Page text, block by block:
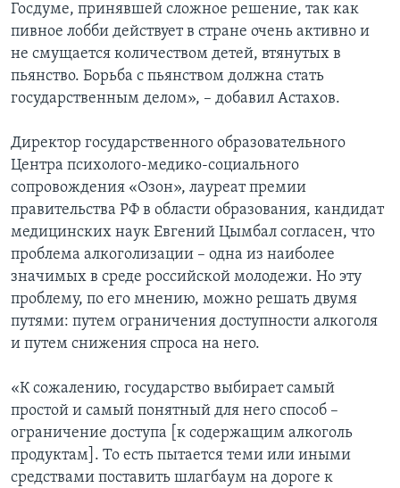
Госдуме, принявшей сложное решение, так как
пивное лобби действует в стране очень активно и
не смущается количеством детей, втянутых в
пьянство. Борьба с пьянством должна стать
государственным делом», – добавил Астахов.
Директор государственного образовательного
Центра психолого-медико-социального
сопровождения «Озон», лауреат премии
правительства РФ в области образования, кандидат
медицинских наук Евгений Цымбал согласен, что
проблема алкоголизации – одна из наиболее
значимых в среде российской молодежи. Но эту
проблему, по его мнению, можно решать двумя
путями: путем ограничения доступности алкоголя
и путем снижения спроса на него.
«К сожалению, государство выбирает самый
простой и самый понятный для него способ –
ограничение доступа [к содержащим алкоголь
продуктам]. То есть пытается теми или иными
средствами поставить шлагбаум на дороге к